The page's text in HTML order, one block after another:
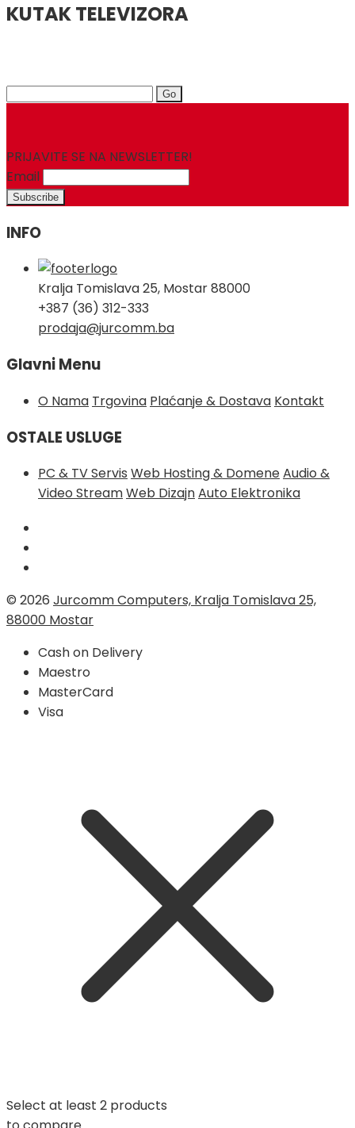
KUTAK TELEVIZORA
Search
PRIJAVITE SE NA NEWSLETTER!
Email
INFO
Kralja Tomislava 25, Mostar 88000
+387 (36) 312-333
prodaja@jurcomm.ba
Glavni Menu
O Nama Trgovina Plaćanje & Dostava Kontakt
OSTALE USLUGE
PC & TV Servis Web Hosting & DomeneAudio &
Video StreamWeb DizajnAuto Elektronika
© 2026 Jurcomm Computers, Kralja Tomislava 25,
88000 Mostar
Cash on Delivery
Maestro
MasterCard
Visa
Select at least 2 products